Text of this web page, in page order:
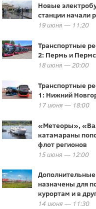
Новые
станции начали
19 июня — 11:20
Транспортные
2: Пермь и
18 июня — 20:00
Транспортные
1: Нижний
17 июня — 18:00
«Метеоры»,
катамараны
флот регионов
15 июня — 12:00
назначены для
курортам и в
14 июня — 11:30